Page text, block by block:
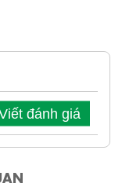
đánh giá